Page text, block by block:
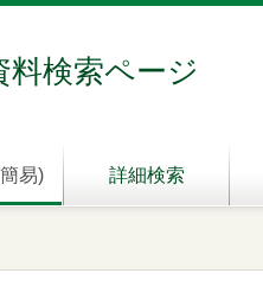
検索ページ
易) 詳細検索